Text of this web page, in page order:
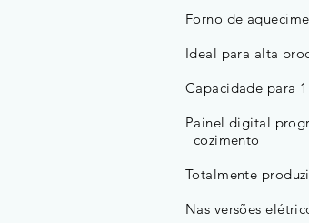
Forno de
Ideal para alta
Capacidade para 1
Painel digital
cozimento
Totalmente
Nas versões